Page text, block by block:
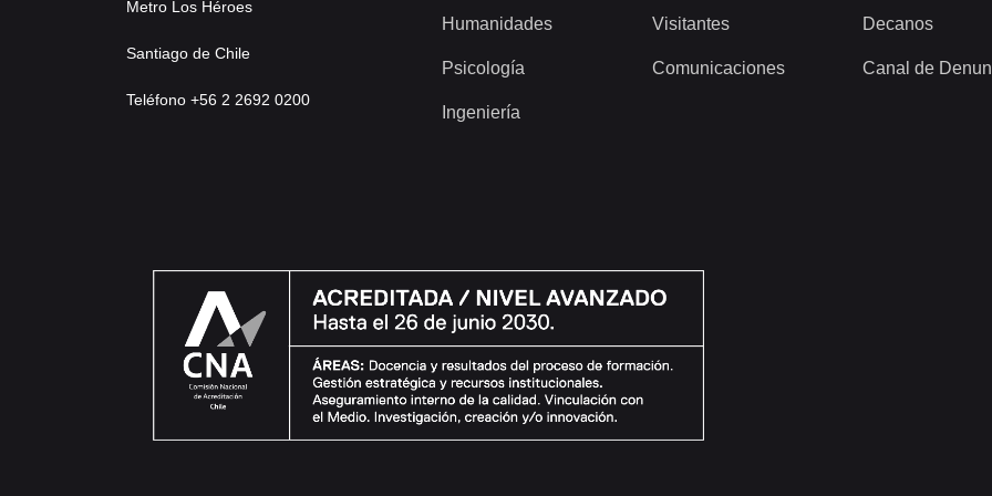
Metro Los Héroes
Santiago de Chile
Teléfono +56 2 2692 0200
Humanidades
Psicología
Ingeniería
Visitantes
Comunicaciones
Decanos
Canal de